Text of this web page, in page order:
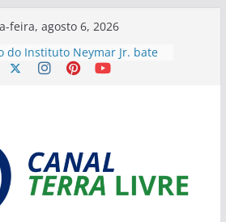
feira, agosto 6, 2026
do Instituto Neymar Jr. bate
e arrecada mais de R$ 21
são resgatados
análogas à escravidão
rural de José de Freitas
Metálica entre Teresina e
será interditada nesta sexta-
manutenção